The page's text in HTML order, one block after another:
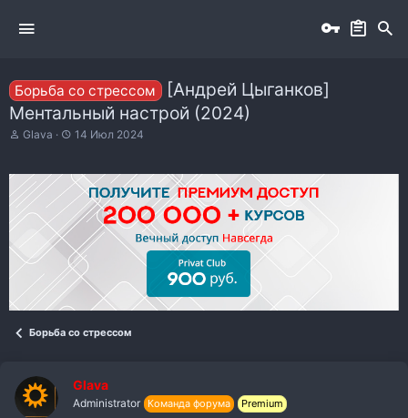
Борьба со стрессом
[Андрей Цыганков]
Ментальный настрой (2024)
А
о
р
т
е
Glava
Д
а
ч
л
а
14 Июл 2024
Борьба со стрессом
Glava
Administrator Команда форума Premium